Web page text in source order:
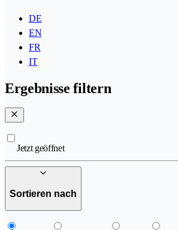
DE
EN
FR
IT
Ergebnisse filtern
Jetzt geöffnet
Sortieren nach